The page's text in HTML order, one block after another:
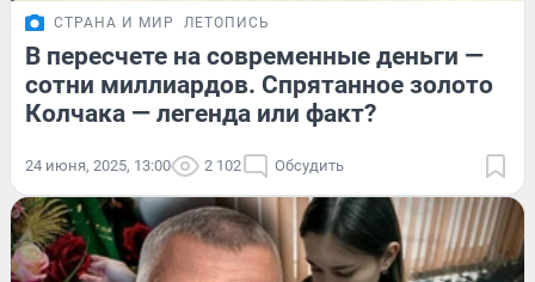
СТРАНА И МИР ЛЕТОПИСЬ
В пересчете на современные деньги —
сотни миллиардов. Спрятанное золото
Колчака — легенда или факт?
24 июня, 2025, 13:00 2 102 Обсудить